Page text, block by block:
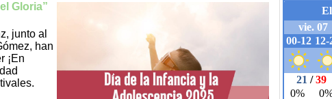
Gloria”
junto al
han
¡En